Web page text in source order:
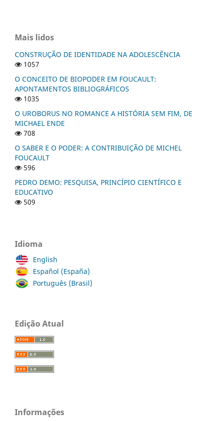
Mais lidos
CONSTRUÇÃO DE IDENTIDADE NA ADOLESCÊNCIA
1057
O CONCEITO DE BIOPODER EM FOUCAULT:
APONTAMENTOS BIBLIOGRÁFICOS
1035
O UROBORUS NO ROMANCE A HISTÓRIA SEM FIM, DE
MICHAEL ENDE
708
O SABER E O PODER: A CONTRIBUIÇÃO DE MICHEL
FOUCAULT
596
PEDRO DEMO: PESQUISA, PRINCÍPIO CIENTÍFICO E
EDUCATIVO
509
Idioma
English
Español (España)
Português (Brasil)
Edição Atual
Informações